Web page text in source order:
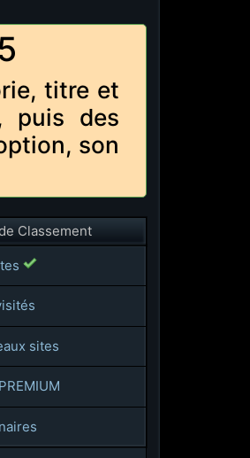
titre et
puis des
son
Classement
sites